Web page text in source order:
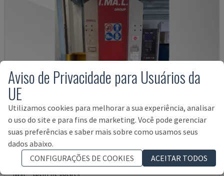
SMALL 835/25
Aviso de Privacidade para Usuários da
UE
Utilizamos cookies para melhorar a sua experiência, analisar
o uso do site e para fins de marketing. Você pode gerenciar
suas preferências e saber mais sobre como usamos seus
dados abaixo.
CONFIGURAÇÕES DE COOKIES
ACEITAR TODOS